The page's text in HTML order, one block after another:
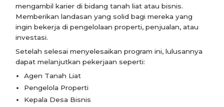
mengambil karier di bidang tanah liat atau bisnis.
Memberikan landasan yang solid bagi mereka yang
ingin bekerja di pengelolaan properti, penjualan, atau
investasi.
Setelah selesai menyelesaikan program ini, lulusannya
dapat melanjutkan pekerjaan seperti:
Agen Tanah Liat
Pengelola Properti
Kepala Desa Bisnis